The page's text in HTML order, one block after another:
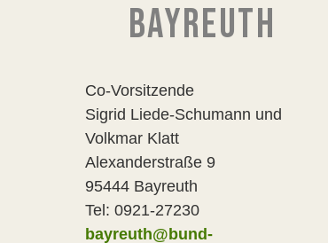
BAYREUTH
Co-Vorsitzende
Sigrid Liede-Schumann und
Volkmar Klatt
Alexanderstraße 9
95444 Bayreuth
Tel: 0921-27230
bayreuth@bund-